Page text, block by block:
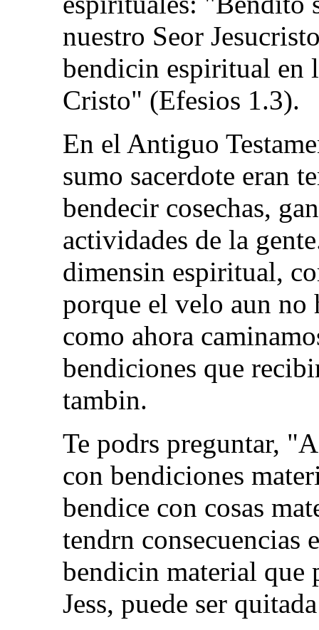
nuestro Seor
bendicin espiritual en
Cristo" (Efesios 1.3).
En el Antiguo
sumo sacerdote eran
bendecir cosechas,
actividades de la
dimensin espiritual,
porque el velo aun no
como ahora
bendiciones que
tambin.
Te podrs preguntar,
con bendiciones
bendice con cosas
tendrn consecuencias
bendicin material que
Jess, puede ser